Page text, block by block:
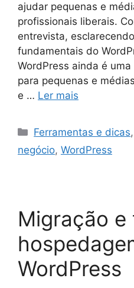
ajudar pequenas e
profissionais liberais.
entrevista,
fundamentais do
WordPress ainda é
para pequenas e
e … Ler mais
Ferramentas e dicas,
negócio, WordPress
Migração
WordPress